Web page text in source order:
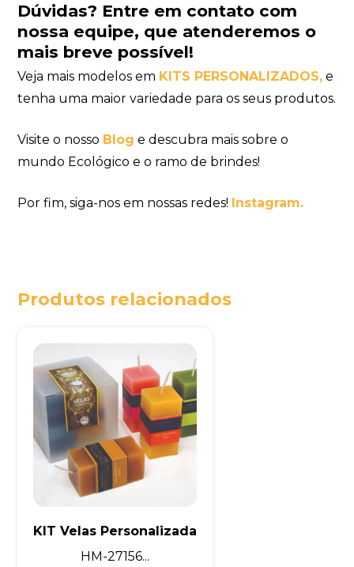
Dúvidas? Entre em contato com
nossa equipe, que atenderemos o
mais breve possível!
Veja mais modelos em KITS PERSONALIZADOS, e
tenha uma maior variedade para os seus produtos.
Visite o nosso Blog e descubra mais sobre o
mundo Ecológico e o ramo de brindes!
Por fim, siga-nos em nossas redes! Instagram.
Produtos relacionados
KIT Velas Personalizada
HM-27156...